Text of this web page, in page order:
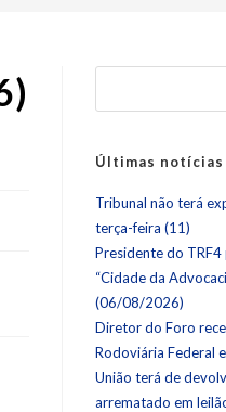
Últimas notícias
Tribunal não terá
terça-feira (11)
Presidente do
“Cidade da
(06/08/2026)
Diretor do Foro
Rodoviária Federal
União terá de
arrematado em